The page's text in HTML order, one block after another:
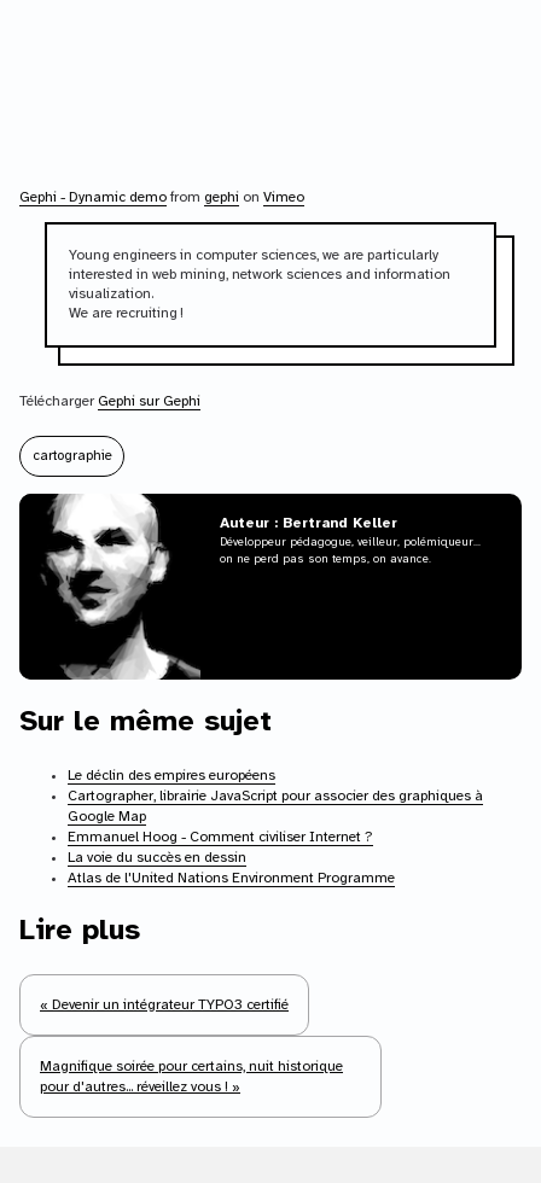
Gephi - Dynamic demofrom gephi on Vimeo
Young engineers in computer sciences, we are particularly
interested in web mining, network sciences and information
visualization.
We are recruiting !
Télécharger Gephi sur Gephi
cartographie
Auteur : Bertrand Keller
Développeur pédagogue, veilleur, polémiqueur...
on ne perd pas son temps, on avance.
Sur le même sujet
Le déclin des empires européens
Cartographer, librairie JavaScript pour associer des graphiques à
Google Map
Emmanuel Hoog - Comment civiliser Internet ?
La voie du succès en dessin
Atlas de l'United Nations Environment Programme
Lire plus
« Devenir un intégrateur TYPO3 certifié
Magnifique soirée pour certains, nuit historique
pour d'autres... réveillez vous ! »